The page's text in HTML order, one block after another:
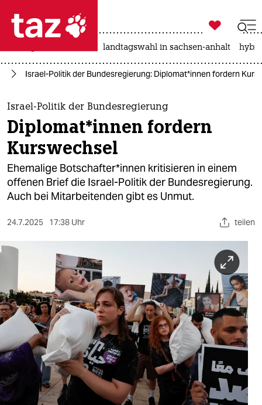
 taz zahl ich
taz zahl ich
themen
politik
öko
gesellschaft
berlin
nord
wahrheit
verlag
verlag
veranstaltungen

taz zahl ich
landtagswahl in sachsen-anhalt
Israel-Politik der Bundesregierung: Di­plo­ma­t*in­nen fordern
Israel-Politik der Bundesregierung
Di­plo­ma­t*in­nen fordern
Kurswechsel
Ehemalige Bot­schaf­te­r*in­nen kritisieren in einem
offenen Brief die Israel-Politik der Bundesregierung.
Auch bei Mit­ar­bei­te­nden gibt es Unmut.
24.7.2025 17:38 Uhr teilen